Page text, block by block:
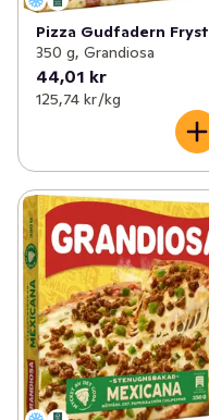
Pizza Gudfadern Fryst
350 g, Grandiosa
44,01 kr
125,74 kr /kg